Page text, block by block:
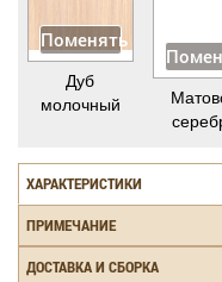
Поменять
Дуб
молочный
ХАРАКТЕРИСТИКИ
ПРИМЕЧАНИЕ
ДОСТАВКА И СБОРКА